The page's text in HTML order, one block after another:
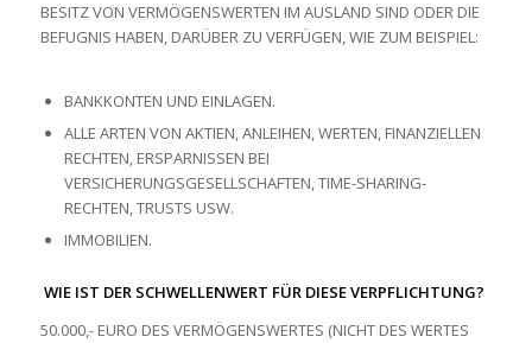
BESITZ VON VERMÖGENSWERTEN IM AUSLAND SIND ODER DIE
BEFUGNIS HABEN, DARÜBER ZU VERFÜGEN, WIE ZUM BEISPIEL:
BANKKONTEN UND EINLAGEN.
ALLE ARTEN VON AKTIEN, ANLEIHEN, WERTEN, FINANZIELLEN
RECHTEN, ERSPARNISSEN BEI
VERSICHERUNGSGESELLSCHAFTEN, TIME-SHARING-
RECHTEN, TRUSTS USW.
IMMOBILIEN.
WIE IST DER SCHWELLENWERT FÜR DIESE VERPFLICHTUNG?
50.000,- EURO DES VERMÖGENSWERTES (NICHT DES WERTES